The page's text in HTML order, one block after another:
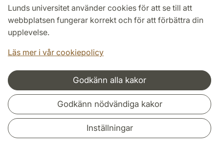
Lunds universitet använder cookies för att se till att
webbplatsen fungerar korrekt och för att förbättra din
upplevelse.
Läs mer i vår cookiepolicy
Godkänn alla kakor
Godkänn nödvändiga kakor
Inställningar
Följ oss i sociala medier
Samarbeten och nätverk